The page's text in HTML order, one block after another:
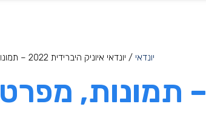
יונדאי / יונדאי איוניק היברידית 2022 – תמונות, מפרט ומחירים
יונדאי איוניק היברידית 2022 – תמונות, מפרט